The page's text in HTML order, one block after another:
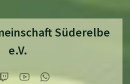
Süderelbe
e.V.